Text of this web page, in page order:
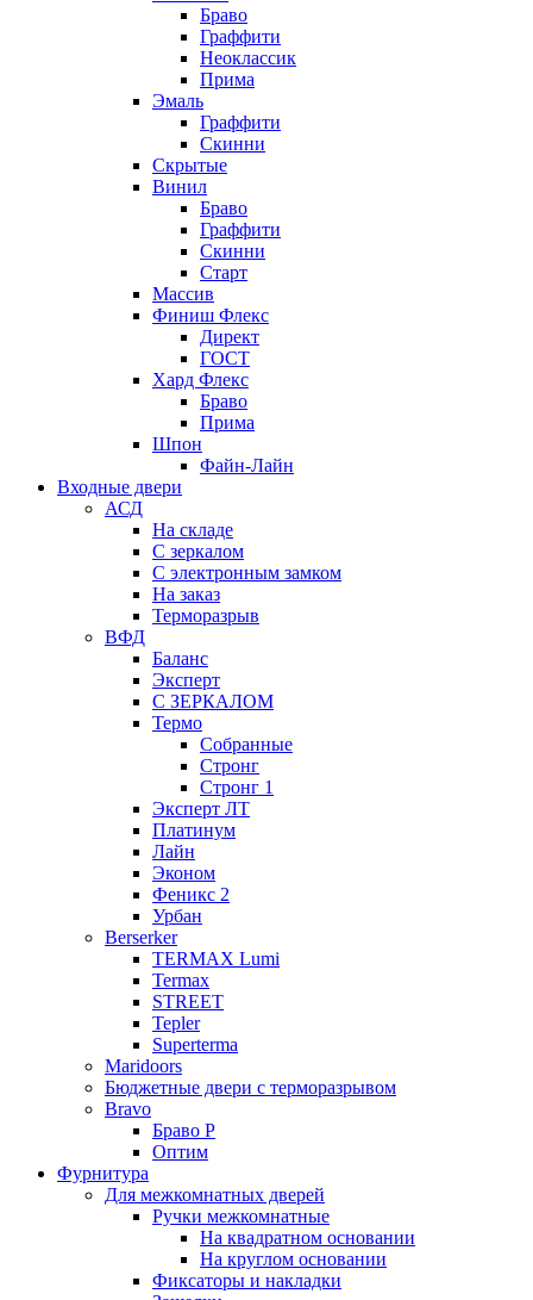
Браво
Граффити
Неоклассик
Прима
Эмаль
Граффити
Скинни
Скрытые
Винил
Браво
Граффити
Скинни
Старт
Массив
Финиш Флекс
Директ
ГОСТ
Хард Флекс
Браво
Прима
Шпон
Файн-Лайн
Входные двери
АСД
На складе
С зеркалом
С электронным замком
На заказ
Терморазрыв
ВФД
Баланс
Эксперт
С ЗЕРКАЛОМ
Термо
Собранные
Стронг
Стронг 1
Эксперт ЛТ
Платинум
Лайн
Эконом
Феникс 2
Урбан
Berserker
TERMAX Lumi
Termax
STREET
Tepler
Superterma
Maridoors
Бюджетные двери с терморазрывом
Bravo
Браво Р
Оптим
Фурнитура
Для межкомнатных дверей
Ручки межкомнатные
На квадратном основании
На круглом основании
Фиксаторы и накладки